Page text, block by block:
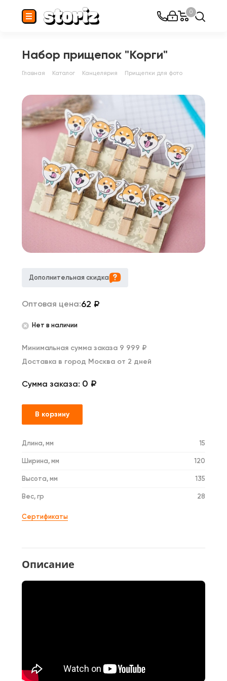
0
Набор прищепок "Корги"
Главная Каталог Канцелярия Прищепки для фото
Дополнительная скидка
Оптовая цена:62 ₽
Нет в наличии
Минимальная сумма заказа 9 999 ₽
Доставка в город Москва от 2 дней
Сумма заказа: 0 ₽
В корзину
Длина, мм 15
Ширина, мм 120
Высота, мм 135
Вес, гр 28
Сертификаты
Описание